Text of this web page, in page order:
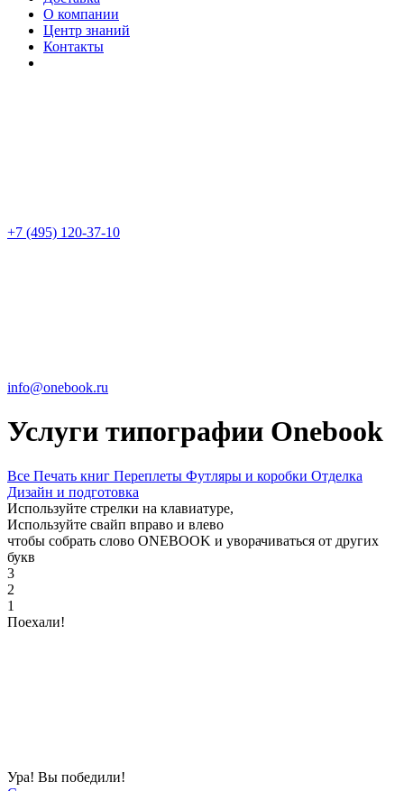
О компании
Центр знаний
Контакты
+7 (495) 120-37-10
info@onebook.ru
Услуги типографии Onebook
Все Печать книг Переплеты Футляры и коробки Отделка
Дизайн и подготовка
Используйте стрелки на клавиатуре,
Используйте свайп вправо и влево
чтобы собрать слово ONEBOOK и уворачиваться от других
букв
3
2
1
Поехали!
Ура! Вы победили!